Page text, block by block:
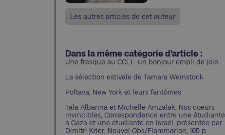
Les autres articles de cet auteur
Dans la même catégorie d'article :
Une fresque au CCLJ : un bonjour empli de joie
La sélection estivale de Tamara Weinstock
Poltava, New York et leurs fantômes
Tala Albanna et Michelle Amzalak, Nos coeurs
invincibles, Correspondance entre une étudiante
à Gaza et une étudiante en Israël, présentée par
Dimitri Krier, Nouvel Obs/Flammarion, 165 p.